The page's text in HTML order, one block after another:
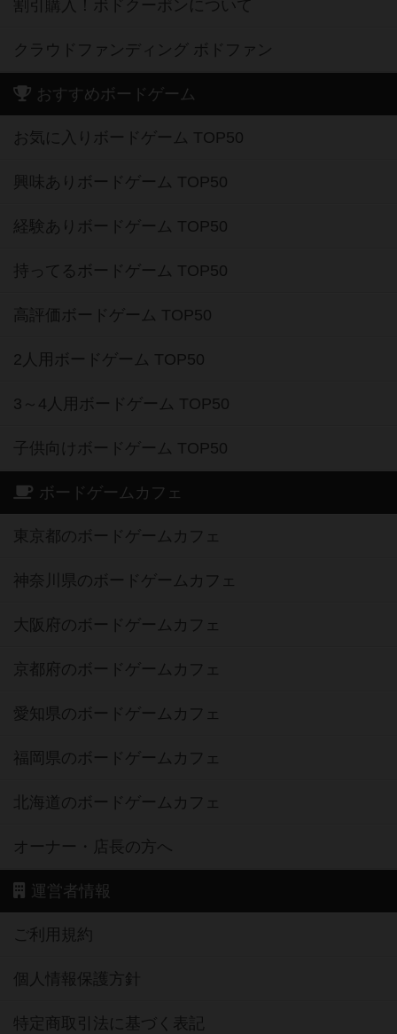
割引購入！ボドクーポンについて
クラウドファンディング ボドファン
おすすめボードゲーム
お気に入りボードゲーム TOP50
興味ありボードゲーム TOP50
経験ありボードゲーム TOP50
持ってるボードゲーム TOP50
高評価ボードゲーム TOP50
2人用ボードゲーム TOP50
3～4人用ボードゲーム TOP50
子供向けボードゲーム TOP50
ボードゲームカフェ
東京都のボードゲームカフェ
神奈川県のボードゲームカフェ
大阪府のボードゲームカフェ
京都府のボードゲームカフェ
愛知県のボードゲームカフェ
福岡県のボードゲームカフェ
北海道のボードゲームカフェ
オーナー・店長の方へ
運営者情報
ご利用規約
個人情報保護方針
特定商取引法に基づく表記